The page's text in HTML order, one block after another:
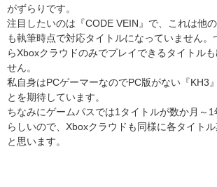
がずらりです。
注目したいのは『CODE VEIN』で、これは他
も執筆時点で対応タイトルになっていません。
らXboxクラウドのみでプレイできるタイトル
せん。
私自身はPCゲーマーなのでPC版がない『KH3
とを期待しています。
ちなみにゲームパスでは1タイトルが数か月～1
らしいので、Xboxクラウドも同様に各タイト
と思います。